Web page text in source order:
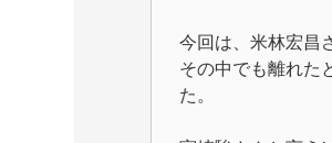
今回は、米林宏昌
その中でも離れた
た。